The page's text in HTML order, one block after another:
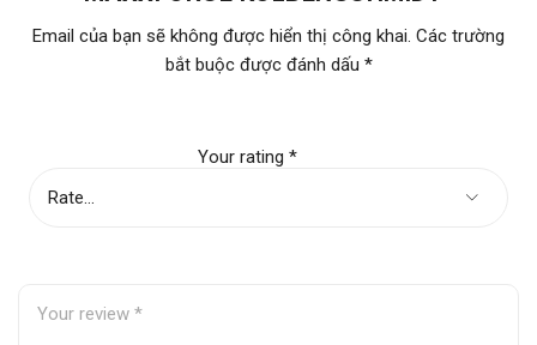
Lưu ý khi lắp đặt:
cách lắp đặt. Vòng bạc rất dễ bị biến dạng, công vênh, để lắp
Trên thân vòng có phủ một lớp molypden, khi bị biến dạng, rất
Email của bạn sẽ không được hiển thị công khai. Các trường
bắt buộc được đánh dấu *
Your rating *